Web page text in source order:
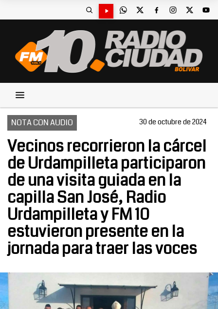
NOTA CON AUDIO 30 de octubre de 2024
Vecinos recorrieron la cárcel
de Urdampilleta participaron
de una visita guiada en la
capilla San José, Radio
Urdampilleta y FM 10
estuvieron presente en la
jornada para traer las voces